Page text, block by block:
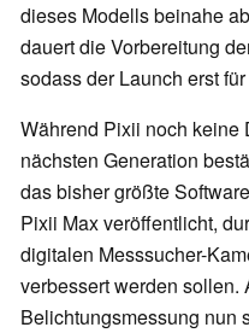
dieses Modells beinahe
dauert die Vorbereitung
sodass der Launch erst
Während Pixii noch keine
nächsten Generation
das bisher größte
Pixii Max veröffentlicht,
digitalen Messsucher-
verbessert werden sollen.
Belichtungsmessung nun